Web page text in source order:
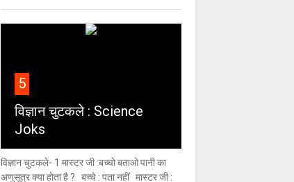
5
विज्ञान चुटकले : Science
Joks
विज्ञान चुटकले- 1 मास्टर जी :बच्चो बताओ पानी का
अणुसूत्र क्या होता है ? बच्चे : पता नहीं मास्टर जी :